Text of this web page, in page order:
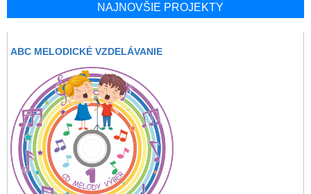
NAJNOVŠIE PROJEKTY
ABC MELODICKÉ VZDELÁVANIE